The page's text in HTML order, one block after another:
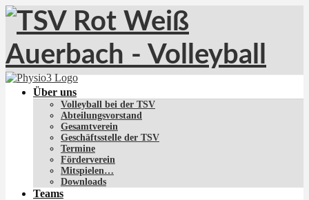
Über uns
Volleyball bei der TSV
Abteilungsvorstand
Gesamtverein
Geschäftsstelle der TSV
Termine
Förderverein
Mitspielen…
Downloads
Teams